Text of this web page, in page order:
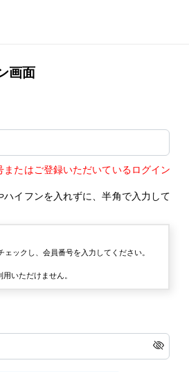
画面
たはご登録いただいているログイン
イフンを入れずに、半角で入力して
ェックし、会員番号を入力してください。
用いただけません。